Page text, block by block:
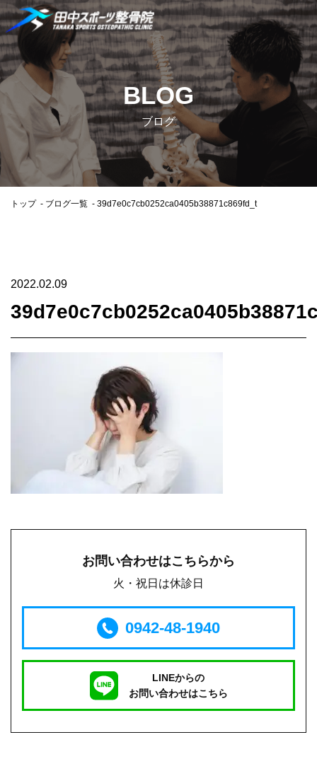
BLOG
ブログ
トップ ブログ一覧 39d7e0c7cb0252ca0405b38871c869fd_t
2022.02.09
お問い合わせはこちらから
火・祝日は休診日
0942-48-1940
LINEからの
お問い合わせはこちら